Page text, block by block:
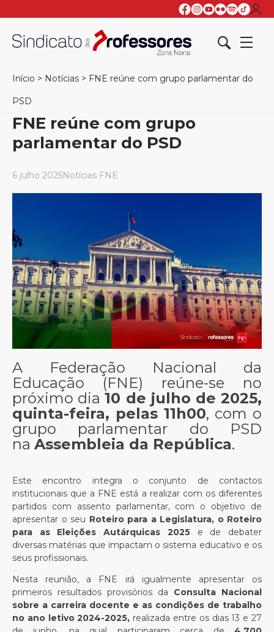
Início > Notícias > FNE reúne com grupo parlamentar do
PSD
FNE reúne com grupo
parlamentar do PSD
6 julho 2025Notícias FNE
A Federação Nacional da
Educação (FNE) reúne-se no
próximo dia 10 de julho de 2025,
quinta-feira, pelas 11h00, com o
grupo parlamentar do PSD
na Assembleia da República.
Este encontro integra o conjunto de contactos
institucionais que a FNE está a realizar com os diferentes
partidos com assento parlamentar, com o objetivo de
apresentar o seu Roteiro para a Legislatura, o Roteiro
para as Eleições Autárquicas 2025
e de debater
diversas matérias que impactam o sistema educativo e os
seus profissionais.
Nesta reunião, a FNE irá igualmente apresentar os
primeiros resultados provisórios da
Consulta Nacional
sobre a carreira docente e as condições de trabalho
no ano letivo 2024-2025, realizada entre os dias 13 e 27